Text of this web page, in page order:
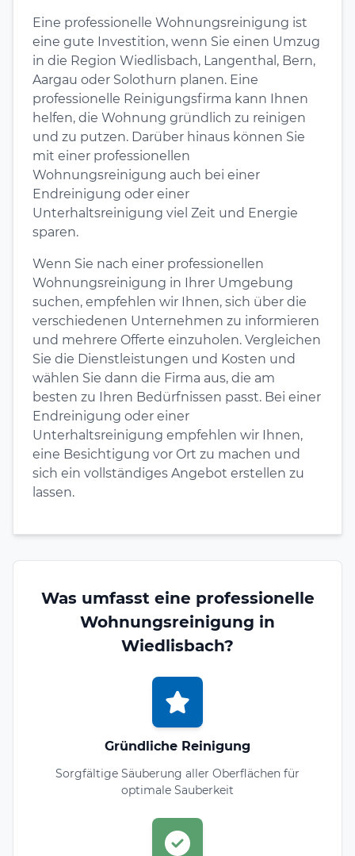
Eine professionelle Wohnungsreinigung ist
eine gute Investition, wenn Sie einen Umzug
in die Region Wiedlisbach, Langenthal, Bern,
Aargau oder Solothurn planen. Eine
professionelle Reinigungsfirma kann Ihnen
helfen, die Wohnung gründlich zu reinigen
und zu putzen. Darüber hinaus können Sie
mit einer professionellen
Wohnungsreinigung auch bei einer
Endreinigung oder einer
Unterhaltsreinigung viel Zeit und Energie
sparen.
Wenn Sie nach einer professionellen
Wohnungsreinigung in Ihrer Umgebung
suchen, empfehlen wir Ihnen, sich über die
verschiedenen Unternehmen zu informieren
und mehrere Offerte einzuholen. Vergleichen
Sie die Dienstleistungen und Kosten und
wählen Sie dann die Firma aus, die am
besten zu Ihren Bedürfnissen passt. Bei einer
Endreinigung oder einer
Unterhaltsreinigung empfehlen wir Ihnen,
eine Besichtigung vor Ort zu machen und
sich ein vollständiges Angebot erstellen zu
lassen.
Was umfasst eine professionelle
Wohnungsreinigung in
Wiedlisbach?
Gründliche Reinigung
Sorgfältige Säuberung aller Oberflächen für
optimale Sauberkeit